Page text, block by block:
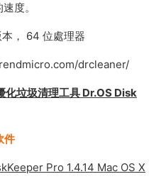
度。
， 64 位處理器
drcleaner/
化垃圾清理工具 Dr.OS Disk
件
Pro 1.4.14 Mac OS X